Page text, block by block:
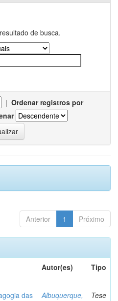
de busca.
| Ordenar registros por
Anterior 1 Próximo
Autor(es) Tipo
das
Albuquerque,
Tese